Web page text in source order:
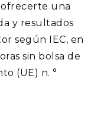
ofrecerte una
y resultados
según IEC, en
sin bolsa de
(UE) n. °